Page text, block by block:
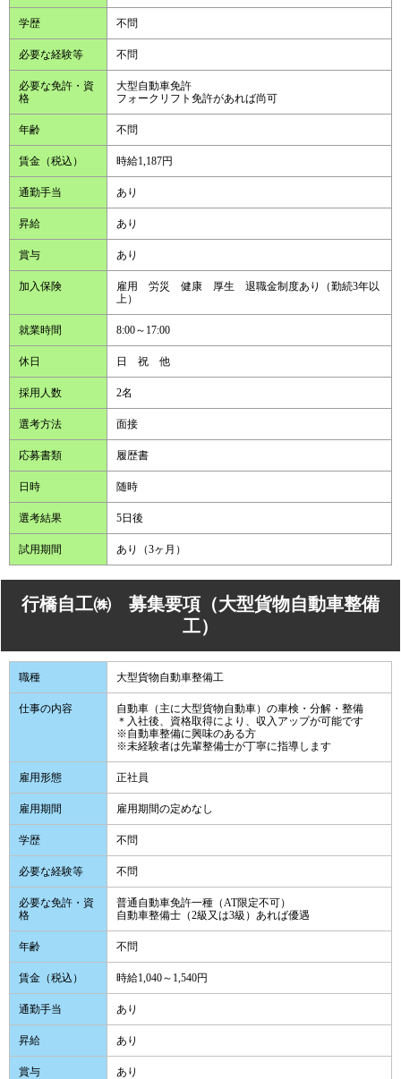
学歴 不問
必要な経験等 不問
必要な免許・資
格
大型自動車免許
フォークリフト免許があれば尚可
年齢 不問
賃金（税込） 時給1,187円
通勤手当 あり
昇給 あり
賞与 あり
加入保険
雇用 労災 健康 厚生 退職金制度あり（勤続3年以
上）
就業時間 8:00～17:00
休日 日 祝 他
採用人数 2名
選考方法 面接
応募書類 履歴書
日時 随時
選考結果 5日後
試用期間 あり（3ヶ月）
行橋自工㈱ 募集要項（大型貨物自動車整備
工）
職種 大型貨物自動車整備工
仕事の内容
自動車（主に大型貨物自動車）の車検・分解・整備
＊入社後、資格取得により、収入アップが可能です
※自動車整備に興味のある方
※未経験者は先輩整備士が丁寧に指導します
雇用形態 正社員
雇用期間 雇用期間の定めなし
学歴 不問
必要な経験等 不問
必要な免許・資
格
普通自動車免許一種（AT限定不可）
自動車整備士（2級又は3級）あれば優遇
年齢 不問
賃金（税込） 時給1,040～1,540円
通勤手当 あり
昇給 あり
賞与 あり